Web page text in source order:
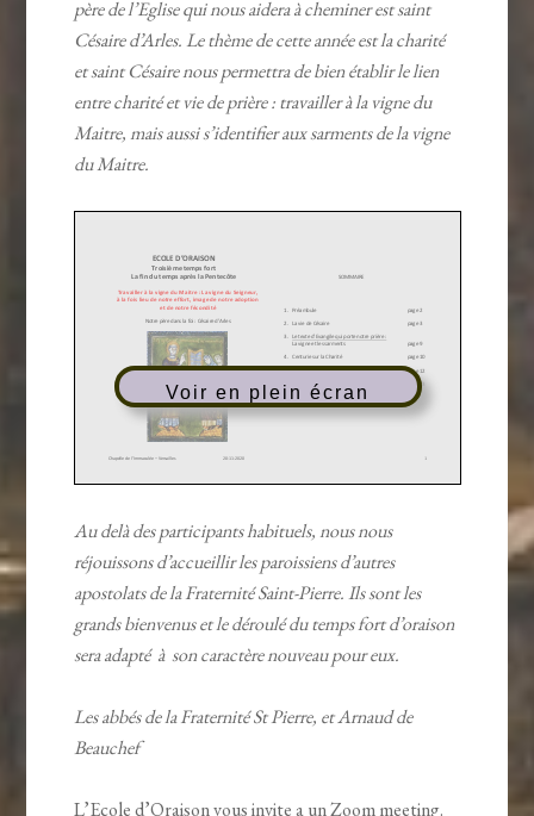
père de l’Eglise qui nous aidera à cheminer est saint
Césaire d’Arles. Le thème de cette année est la charité
et saint Césaire nous permettra de bien établir le lien
entre charité et vie de prière : travailler à la vigne du
Maitre, mais aussi s’identifier aux sarments de la vigne
du Maitre.
Voir en plein écran
Au delà des participants habituels, nous nous
réjouissons d’accueillir les paroissiens d’autres
apostolats de la Fraternité Saint-Pierre. Ils sont les
grands bienvenus et le déroulé du temps fort d’oraison
sera adapté à son caractère nouveau pour eux.
Les abbés de la Fraternité St Pierre, et Arnaud de
Beauchef
L’Ecole d’Oraison vous invite a un Zoom meeting.